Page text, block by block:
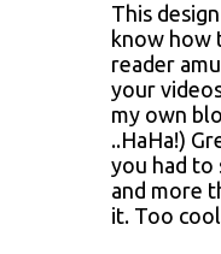
This
know how
reader
your
my own
..HaHa!)
you had to
and more
it. Too